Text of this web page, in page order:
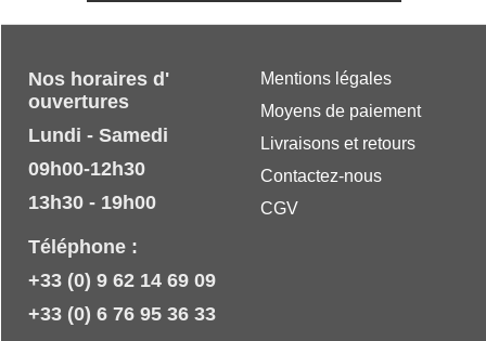
Mentions légales
Moyens de paiement
Livraisons et retours
Contactez-nous
CGV
Nos horaires d'
ouvertures
Lundi - Samedi
09h00-12h30
13h30 - 19h00
Téléphone :
+33 (0) 9 62 14 69 09
+33 (0) 6 76 95 36 33